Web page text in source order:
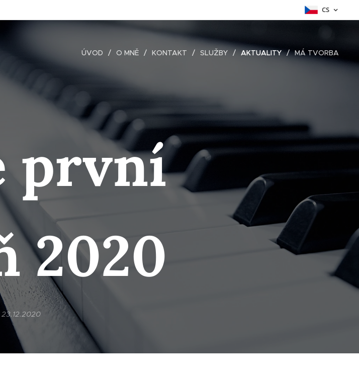
CS
ÚVOD O MNĚ KONTAKT SLUŽBY AKTUALITY MÁ TVORBA
první
2020
23.12.2020